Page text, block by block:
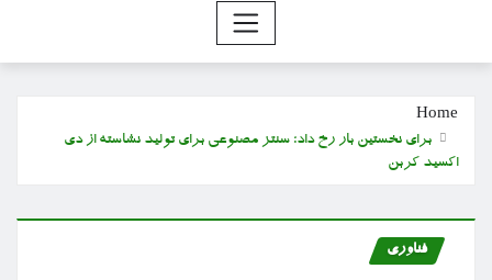
Home
برای نخستین بار رخ داد؛ سنتز مصنوعی برای تولید نشاسته از دی
اکسید کربن
فناوری